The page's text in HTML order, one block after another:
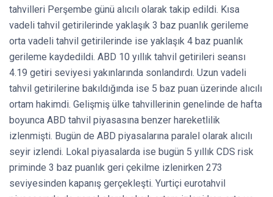
tahvilleri Perşembe günü alıcılı olarak takip edildi. Kısa
vadeli tahvil getirilerinde yaklaşık 3 baz puanlık gerileme
orta vadeli tahvil getirilerinde ise yaklaşık 4 baz puanlık
gerileme kaydedildi. ABD 10 yıllık tahvil getirileri seansı
4.19 getiri seviyesi yakınlarında sonlandırdı. Uzun vadeli
tahvil getirilerine bakıldığında ise 5 baz puan üzerinde alıcılı
ortam hakimdi. Gelişmiş ülke tahvillerinin genelinde de hafta
boyunca ABD tahvil piyasasına benzer hareketlilik
izlenmişti. Bugün de ABD piyasalarına paralel olarak alıcılı
seyir izlendi. Lokal piyasalarda ise bugün 5 yıllık CDS risk
priminde 3 baz puanlık geri çekilme izlenirken 273
seviyesinden kapanış gerçekleşti. Yurtiçi eurotahvil